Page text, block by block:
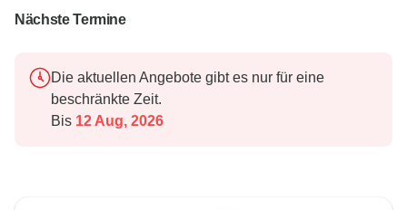
Nächste Termine
Die aktuellen Angebote gibt es nur für eine
beschränkte Zeit.
Bis 12 Aug, 2026